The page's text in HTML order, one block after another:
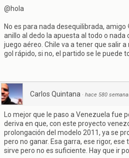
@hola
No es para nada desequilibrada, amigo
anillo al dedo la apuesta al todo o nada
juego aéreo. Chile va a tener que salir
gol rápido, si no, el partido se le puede
Carlos Quintana · hace 580
Lo mejor que le paso a Venezuela fue
deriva en que, con este proyecto
prolongación del modelo 2011, ya se
pero no ganar. Esa garra, ese rigor, ese
sirve pero no es suficiente. Hay que ir